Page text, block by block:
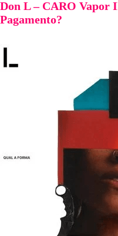
Don L – CARO Vapor
Pagamento?